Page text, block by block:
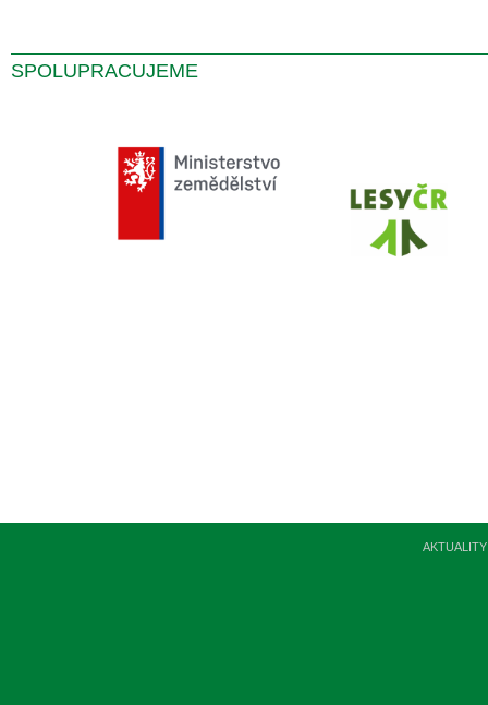
SPOLUPRACUJEME
AKTUALITY